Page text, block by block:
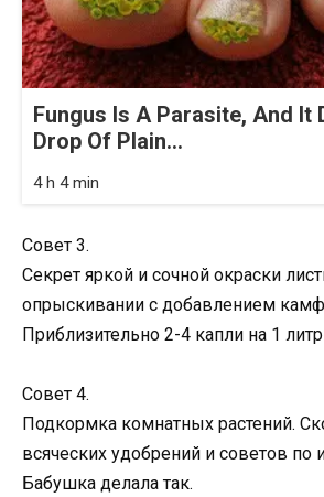
Fungus Is A Parasite, And It
Drop Of Plain...
4 h 4 min
Совет 3.
Секрет яркой и сочной окраски
опрыскивании с добавлением
Приблизительно 2-4 капли на 1
Совет 4.
Подкормка комнатных растений.
всяческих удобрений и советов
Бабушка делала так.